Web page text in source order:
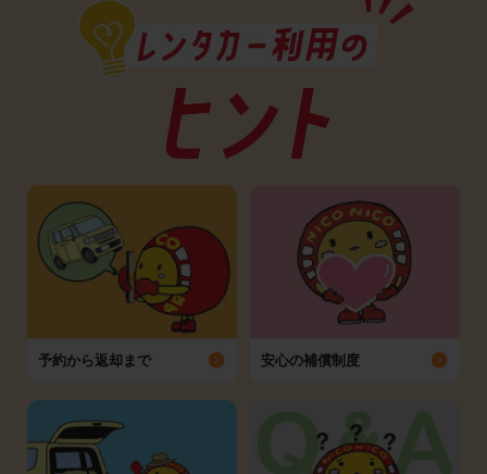
予約から返却まで 安心の補償制度